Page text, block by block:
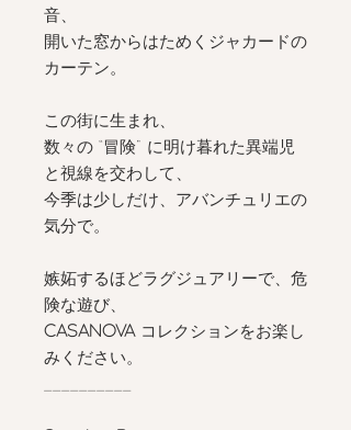
音、
開いた窓からはためくジャカードの
カーテン。
この街に生まれ、
数々の “冒険” に明け暮れた異端児
と視線を交わして、
今季は少しだけ、アバンチュリエの
気分で。
嫉妬するほどラグジュアリーで、危
険な遊び、
CASANOVAコレクションをお楽し
みください。